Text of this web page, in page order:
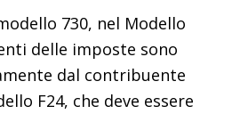
730, nel Modello
delle imposte sono
dal contribuente
F24, che deve essere